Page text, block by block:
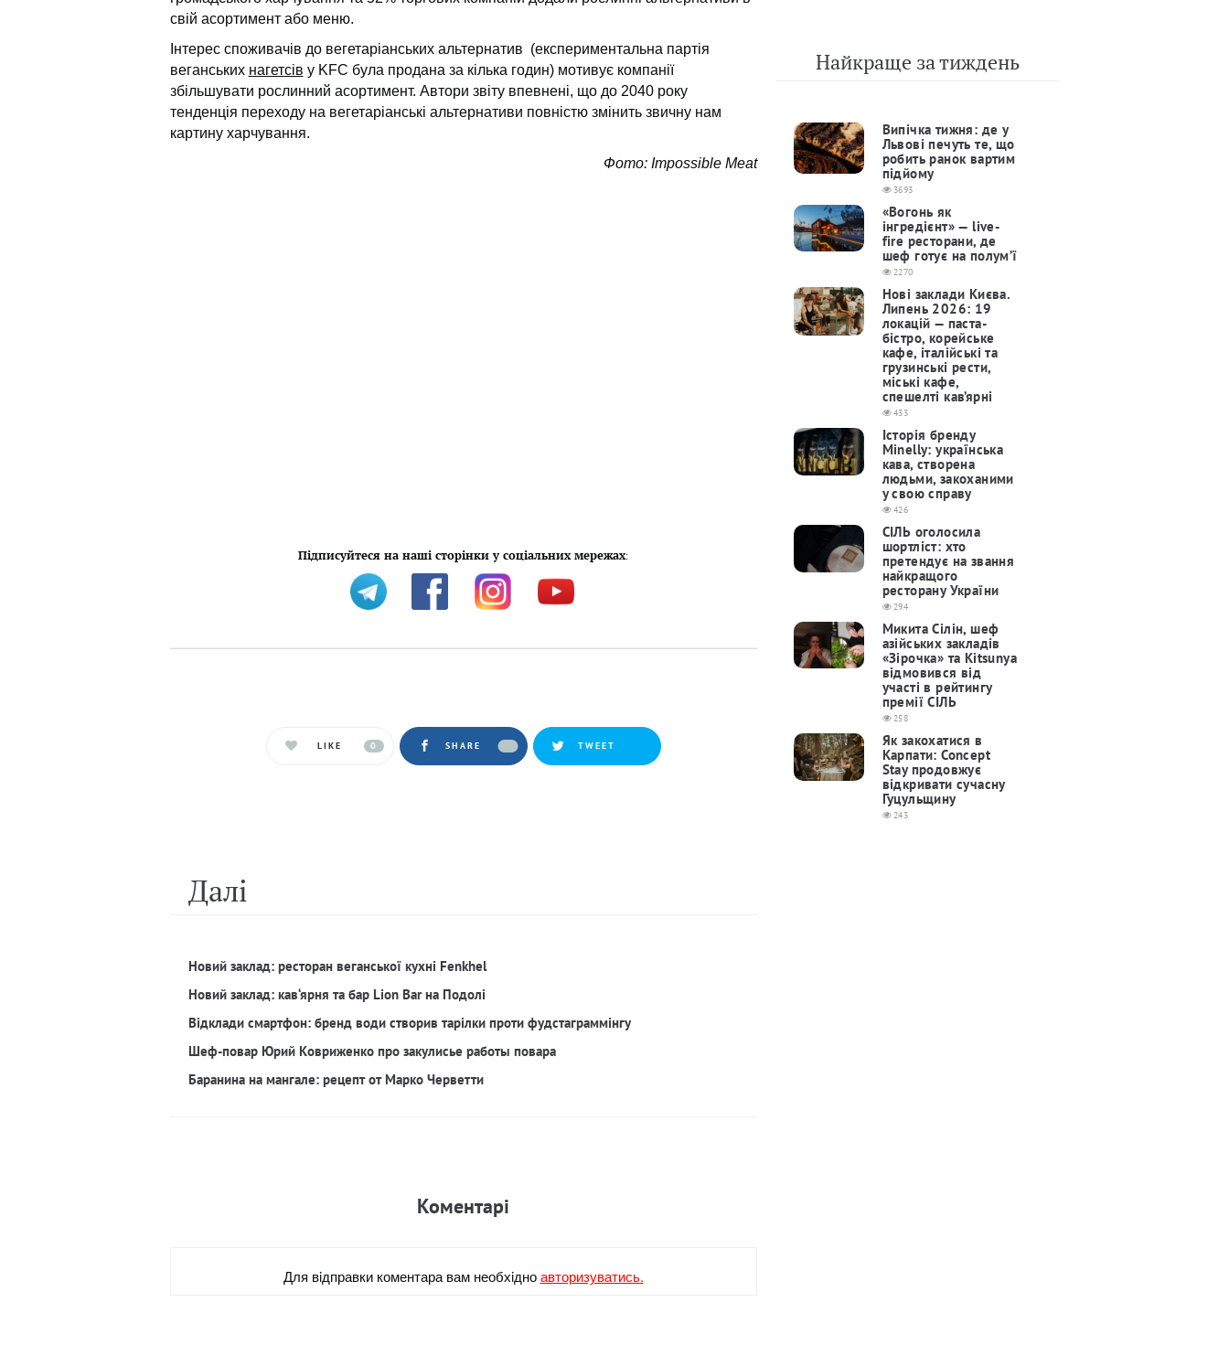
свій асортимент або меню.
Інтерес споживачів до вегетаріанських альтернатив (експериментальна партія
веганських нагетсів у KFC була продана за кілька годин) мотивує компанії
збільшувати рослинний асортимент. Автори звіту впевнені, що до 2040 року
тенденція переходу на вегетаріанські альтернативи повністю змінить звичну нам
картину харчування.
Фото: Impossible Meat
Підписуйтеся на наші сторінки у соціальних мережах:
LIKE 0 SHARE TWEET
Далi
Новий заклад: ресторан веганської кухні Fenkhel
Новий заклад: кав‘ярня та бар Lion Bar на Подолі
Відклади смартфон: бренд води створив тарілки проти фудстаграммінгу
Шеф-повар Юрий Ковриженко про закулисье работы повара
Баранина на мангале: рецепт от Марко Черветти
Коментарi
Для вiдправки коментара вам необхiдноавторизуватись.
Найкраще за тиждень
Випічка тижня: де у
Львові печуть те, що
робить ранок вартим
підйому
3693
«Вогонь як
інгредієнт» — live-
fire ресторани, де
шеф готує на полум’ї
2270
Нові заклади Києва.
Липень 2026: 19
локацій — паста-
бістро, корейське
кафе, італійські та
грузинські рести,
міські кафе,
спешелті кав’ярні
433
Історія бренду
Minelly: українська
кава, створена
людьми, закоханими
у свою справу
426
СІЛЬ оголосила
шортліст: хто
претендує на звання
найкращого
ресторану України
294
Микита Сілін, шеф
азійських закладів
«Зірочка» та Kitsunya
відмовився від
участі в рейтингу
премії СІЛЬ
258
Як закохатися в
Карпати: Concept
Stay продовжує
відкривати сучасну
Гуцульщину
243